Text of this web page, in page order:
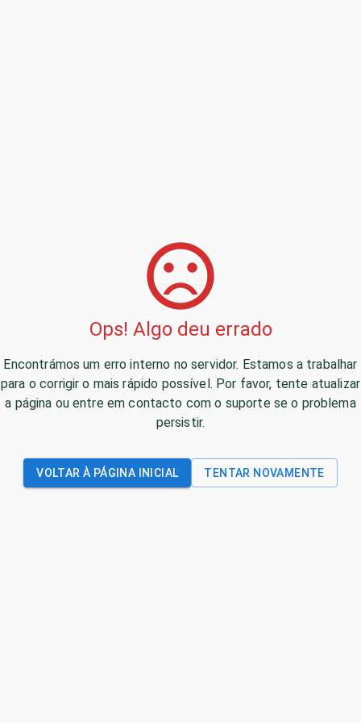
Ops! Algo deu errado
Encontrámos um erro interno no servidor. Estamos a trabalhar
para o corrigir o mais rápido possível. Por favor, tente atualizar
a página ou entre em contacto com o suporte se o problema
persistir.
VOLTAR À PÁGINA INICIAL TENTAR NOVAMENTE